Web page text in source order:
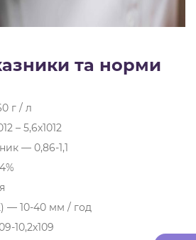
та норми
г / л
– 5,6х1012
— 0,86-1,1
— 10-40 мм / год
10,2х109